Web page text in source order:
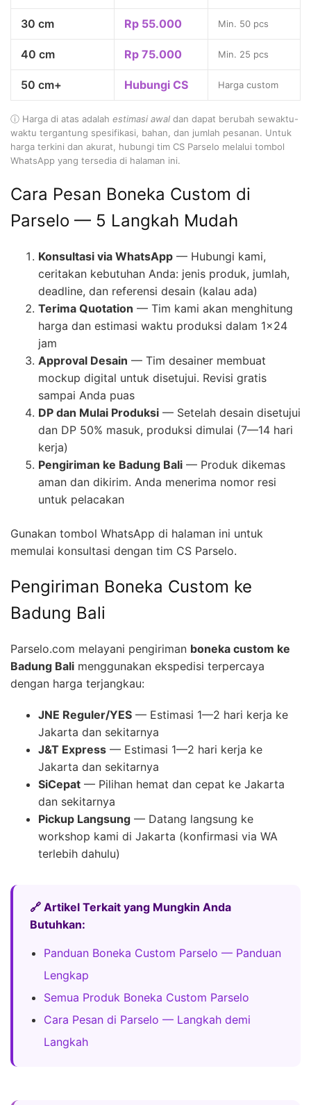
30 cm Rp 55.000 Min. 50 pcs
40 cm Rp 75.000 Min. 25 pcs
50 cm+ Hubungi CS Harga custom
ⓘ Harga di atas adalah estimasi awal dan dapat berubah sewaktu-
waktu tergantung spesifikasi, bahan, dan jumlah pesanan. Untuk
harga terkini dan akurat, hubungi tim CS Parselo melalui tombol
WhatsApp yang tersedia di halaman ini.
Cara Pesan Boneka Custom di
Parselo — 5 Langkah Mudah
Konsultasi via WhatsApp — Hubungi kami,
ceritakan kebutuhan Anda: jenis produk, jumlah,
deadline, dan referensi desain (kalau ada)
Terima Quotation — Tim kami akan menghitung
harga dan estimasi waktu produksi dalam 1×24
jam
Approval Desain — Tim desainer membuat
mockup digital untuk disetujui. Revisi gratis
sampai Anda puas
DP dan Mulai Produksi — Setelah desain disetujui
dan DP 50% masuk, produksi dimulai (7—14 hari
kerja)
Pengiriman ke Badung Bali — Produk dikemas
aman dan dikirim. Anda menerima nomor resi
untuk pelacakan
Gunakan tombol WhatsApp di halaman ini untuk
memulai konsultasi dengan tim CS Parselo.
Pengiriman Boneka Custom ke
Badung Bali
Parselo.com melayani pengiriman boneka custom ke
Badung Bali menggunakan ekspedisi terpercaya
dengan harga terjangkau:
JNE Reguler/YES — Estimasi 1—2 hari kerja ke
Jakarta dan sekitarnya
J&T Express — Estimasi 1—2 hari kerja ke
Jakarta dan sekitarnya
SiCepat — Pilihan hemat dan cepat ke Jakarta
dan sekitarnya
Pickup Langsung — Datang langsung ke
workshop kami di Jakarta (konfirmasi via WA
terlebih dahulu)
🔗 Artikel Terkait yang Mungkin Anda
Butuhkan:
Panduan Boneka Custom Parselo — Panduan
Lengkap
Semua Produk Boneka Custom Parselo
Cara Pesan di Parselo — Langkah demi
Langkah